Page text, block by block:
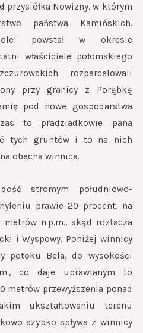
przysiółka Nowizny, w którym
państwa Kamińskich.
powstał w okresie
właściciele połomskiego
rozparcelowali
przy granicy z Porąbką
pod nowe gospodarstwa
to pradziadkowie pana
tych gruntów i to na nich
obecna winnica.
stromym południowo-
prawie 20 procent, na
metrów n.p.m., skąd roztacza
i Wyspowy. Poniżej winnicy
potoku Bela, do wysokości
co daje uprawianym to
przewyższenia ponad
ukształtowaniu terenu
szybko spływa z winnicy